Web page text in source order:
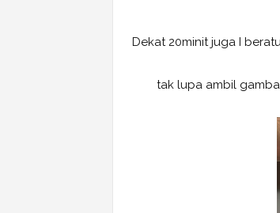
Dekat 20minit juga I
tak lupa ambil